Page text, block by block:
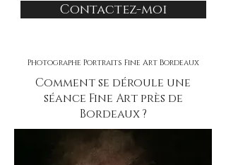
Contactez-moi
Photographe Portraits Fine Art Bordeaux
Comment se déroule une
séance Fine Art près de
Bordeaux ?